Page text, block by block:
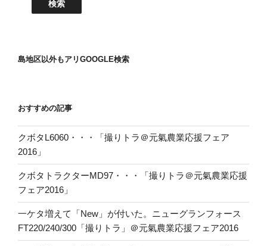
島地区以外もアリGOOGLE検索
おすすめの記事
クボタL6060・・・「撮りトラ＠元氣農業応援フェア
2016」
クボタトラクターMD97・・・「撮りトラ＠元氣農業応援
フェア2016」
一ケタ増えて「New」が付いた。ニューグランフォース
FT220/240/300「撮りトラ」＠元氣農業応援フェア2016